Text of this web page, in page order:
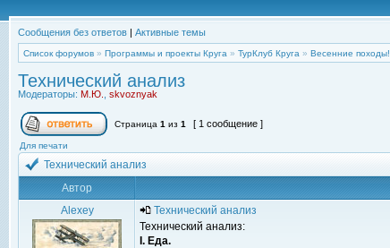
Сообщения без ответов | Активные темы
Список форумов » Программы и проекты Круга » ТурКлуб Круга » Весенние походы!
Технический анализ
Модераторы: М.Ю. skvoznyak
Страница 1 из 1 [ 1 сообщение ]
Для печати
Технический анализ
Автор
Alexey
Технический анализ
Технический анализ:
I. Еда.